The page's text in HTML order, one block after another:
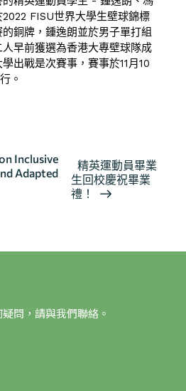
FISU世界大學生壁球錦標
銅牌，鍾逸朗並於男子單打組
早前獲選為香港大專壁球隊成
出戰是次賽事，賽事於11月10
。
Inclusive
Adapted
精英運動員畢業
生回校慶祝畢業
禮！
問，請與我們聯絡。